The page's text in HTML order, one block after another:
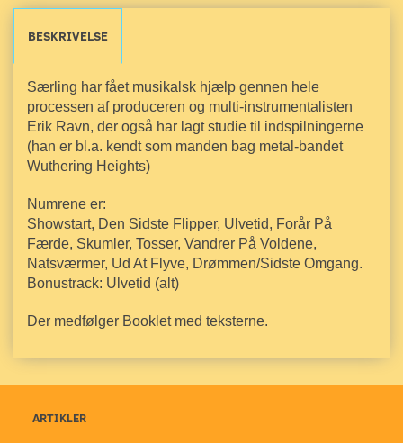
BESKRIVELSE
Særling har fået musikalsk hjælp gennen hele
processen af produceren og multi-instrumentalisten
Erik Ravn, der også har lagt studie til indspilningerne
(han er bl.a. kendt som manden bag metal-bandet
Wuthering Heights)
Numrene er:
Showstart, Den Sidste Flipper, Ulvetid, Forår På
Færde, Skumler, Tosser, Vandrer På Voldene,
Natsværmer, Ud At Flyve, Drømmen/Sidste Omgang.
Bonustrack: Ulvetid (alt)
Der medfølger Booklet med teksterne.
ARTIKLER